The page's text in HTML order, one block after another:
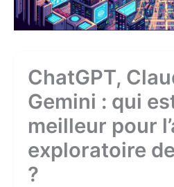
ChatGPT,
Gemini : qui
meilleur pour
exploratoire
?